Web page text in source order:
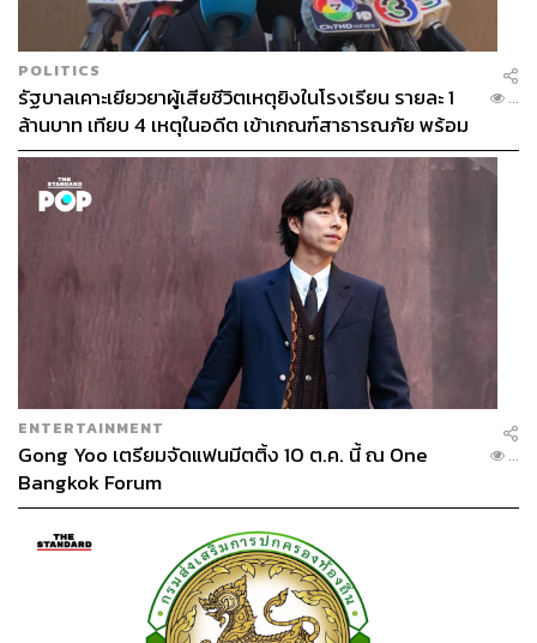
POLITICS
รัฐบาลเคาะเยียวยาผู้เสียชีวิตเหตุยิงในโรงเรียน รายละ 1
ล้านบาท เทียบ 4 เหตุในอดีต เข้าเกณฑ์สาธารณภัย พร้อม
เร่งจ่ายโดยเร็ว
...
ENTERTAINMENT
Gong Yoo เตรียมจัดแฟนมีตติ้ง 10 ต.ค. นี้ ณ One
Bangkok Forum
...